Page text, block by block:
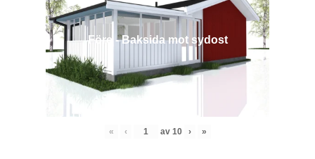
Före - Baksida mot sydost
« ‹ av 10 › »